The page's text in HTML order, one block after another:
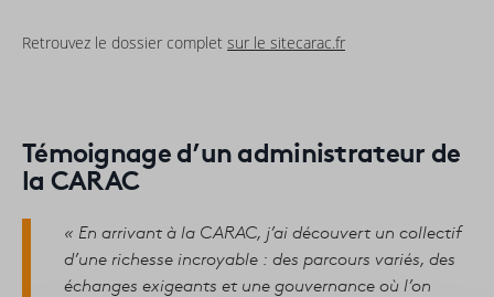
Retrouvez le dossier complet sur le sitecarac.fr
Témoignage d’un administrateur de
la CARAC
« En arrivant à la CARAC, j’ai découvert un collectif
d’une richesse incroyable : des parcours variés, des
échanges exigeants et une gouvernance où l’on